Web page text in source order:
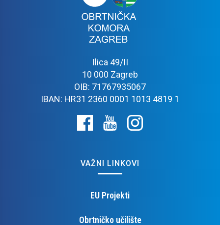
Ilica 49/II
10 000 Zagreb
OIB: 71767935067
IBAN: HR31 2360 0001 1013 4819 1
VAŽNI LINKOVI
EU Projekti
Obrtničko učilište